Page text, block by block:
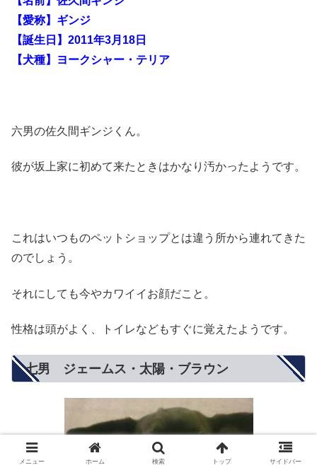
【愛称】ギンジ
【誕生日】2011年3月18日
【犬種】ヨークシャー・テリア
六男の佐久間ギンジくん。
彼が坂上家に初めて来たときはかなり汚かったようです。
これはいつものペットショップとは違う所から連れてきた
のでしょう。
それにしても今やカワイイお顔だこと。
性格は頭がよく、トイレなどもすぐに覚えたようです。
七男 ジェームス・太陽・ブラウン
メニュー ホーム 検索 トップ サイドバー